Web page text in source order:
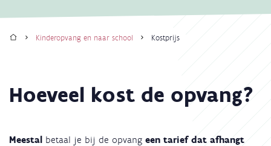
HomeKinderopvang en naar school Kostprijs
Hoeveel kost de opvang?
Meestal betaal je bij de opvang een tarief dat afhangt